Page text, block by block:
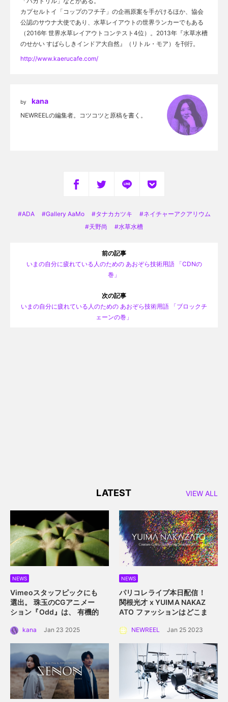
カプセルトイ「コップのフチ子」の企画原案を手がけるほか、協会
公認のサウナ大使であり、水草レイアウトの世界ランカーでもある
（2016年 世界水草レイアウトコンテスト4位）。2013年『水草水槽
のせかい すばらしきインドア大自然』（リトル・モア）を刊行。
http://www.kaerucafe.com/
by kana
NEWREELの編集者。コツコツと原稿を書く。
ADA Gallery AaMo タナカカツキ
ネイチャーアクアリウム
天野尚
水草水槽
前の記事
いまの自分に疲れている人のための あおぞら技術用語 「CDNの
巻」
次の記事
いまの自分に疲れている人のための あおぞら技術用語 「ブロックチ
ェーンの巻」
LATEST VIEW ALL
NEWS
Vimeoスタッフピックにも
選出。 珠玉のCGアニメー
ション『Odd』は、 有機的
則性を描く。
kana Jan 23 2025
NEWS
パリコレライブ本日配信！
関根光才 x YUIMA NAKAZ
ATO ファッションはどこま
れるか？
NEWREEL Jan 25 2023